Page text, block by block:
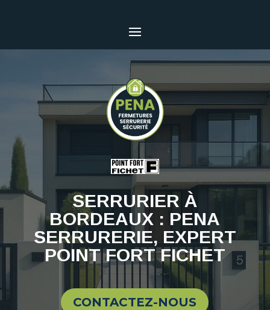
SERRURIER À
BORDEAUX : PENA
SERRURERIE, EXPERT
POINT FORT FICHET
CONTACTEZ-NOUS